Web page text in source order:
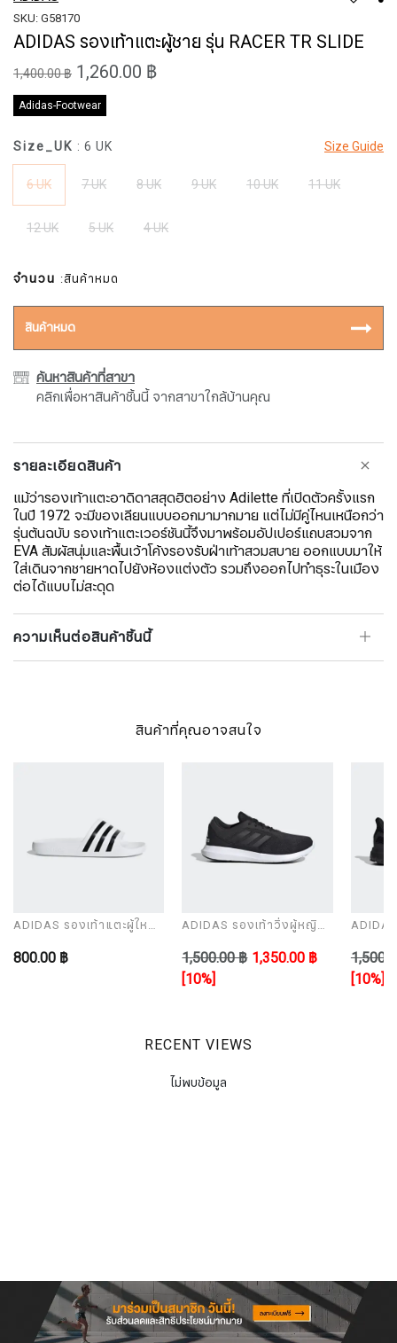
SKU: G58170
ADIDAS รองเท้าแตะผู้ชาย รุ่น RACER TR SLIDE
1,400.00 ฿ 1,260.00 ฿
Adidas-Footwear
Size Guide
Size_UK : 6 UK
6 UK 7 UK 8 UK 9 UK 10 UK 11 UK
12 UK 5 UK 4 UK
จำนวน :สินค้าหมด
สินค้าหมด
ค้นหาสินค้าที่สาขา
คลิกเพื่อหาสินค้าชิ้นนี้ จากสาขาใกล้บ้านคุณ
รายละเอียดสินค้า
แม้ว่ารองเท้าแตะอาดิดาสสุดฮิตอย่าง Adilette ที่เปิดตัวครั้งแรก
ในปี 1972 จะมีของเลียนแบบออกมามากมาย แต่ไม่มีคู่ไหนเหนือกว่า
รุ่นต้นฉบับ รองเท้าแตะเวอร์ชันนี้จึงมาพร้อมอัปเปอร์แถบสวมจาก
EVA สัมผัสนุ่มและพื้นเว้าโค้งรองรับฝ่าเท้าสวมสบาย ออกแบบมาให้
ใส่เดินจากชายหาดไปยังห้องแต่งตัว รวมถึงออกไปทำธุระในเมือง
ต่อได้แบบไม่สะดุด
ความเห็นต่อสินค้าชิ้นนี้
สินค้าที่คุณอาจสนใจ
ADIDAS รองเท้าแตะผู้ใหญ่
800.00 ฿
ADIDAS รองเท้าวิ่งผู้หญิง
1,500.00 ฿ 1,350.00 ฿
[10%]
[10%]
RECENT VIEWS
ไม่พบข้อมูล